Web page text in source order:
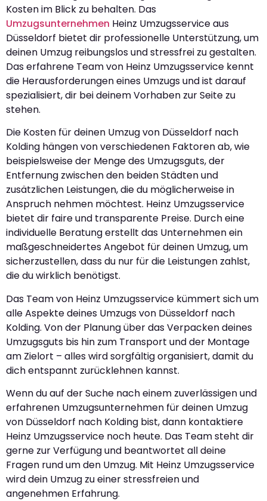
Kosten im Blick zu behalten. Das
Umzugsunternehmen Heinz Umzugsservice aus
Düsseldorf bietet dir professionelle Unterstützung, um
deinen Umzug reibungslos und stressfrei zu gestalten.
Das erfahrene Team von Heinz Umzugsservice kennt
die Herausforderungen eines Umzugs und ist darauf
spezialisiert, dir bei deinem Vorhaben zur Seite zu
stehen.
Die Kosten für deinen Umzug von Düsseldorf nach
Kolding hängen von verschiedenen Faktoren ab, wie
beispielsweise der Menge des Umzugsguts, der
Entfernung zwischen den beiden Städten und
zusätzlichen Leistungen, die du möglicherweise in
Anspruch nehmen möchtest. Heinz Umzugsservice
bietet dir faire und transparente Preise. Durch eine
individuelle Beratung erstellt das Unternehmen ein
maßgeschneidertes Angebot für deinen Umzug, um
sicherzustellen, dass du nur für die Leistungen zahlst,
die du wirklich benötigst.
Das Team von Heinz Umzugsservice kümmert sich um
alle Aspekte deines Umzugs von Düsseldorf nach
Kolding. Von der Planung über das Verpacken deines
Umzugsguts bis hin zum Transport und der Montage
am Zielort – alles wird sorgfältig organisiert, damit du
dich entspannt zurücklehnen kannst.
Wenn du auf der Suche nach einem zuverlässigen und
erfahrenen Umzugsunternehmen für deinen Umzug
von Düsseldorf nach Kolding bist, dann kontaktiere
Heinz Umzugsservice noch heute. Das Team steht dir
gerne zur Verfügung und beantwortet all deine
Fragen rund um den Umzug. Mit Heinz Umzugsservice
wird dein Umzug zu einer stressfreien und
angenehmen Erfahrung.